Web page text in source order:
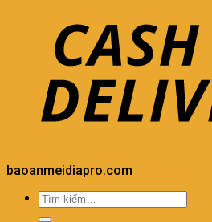
baoanmeidiapro.com